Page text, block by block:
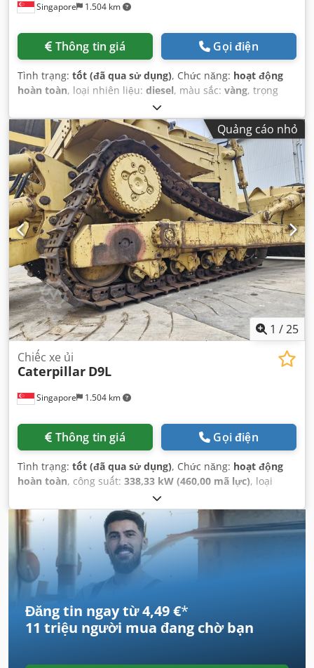
Singapore 1.504 km
Thông tin giá Gọi điện
Tình trạng: tốt (đã qua sử dụng), Chức năng: hoạt động
hoàn toàn, loại nhiên liệu: diesel, màu sắc: vàng, trọng
, số chỗ ngồi:
1994, số máy/phương tiện:8CJ01246, Thiết bị:cabin,
Quảng cáo nhỏ
1 /25
Singapore 1.504 km
Chiếc xe ủi
Caterpillar D9L
Thông tin giá Gọi điện
Tình trạng: tốt (đã qua sử dụng), Chức năng: hoạt động
hoàn toàn, công suất: 338,33 kW (460,00 mã lực), loại
vàng
động:7.148 h, số máy/phương tiện:14Y02161, Thiết bị:
cabin, thuỷ lực
Đăng tin ngay từ 4,49 €*
11 triệu người mua đang chờ bạn